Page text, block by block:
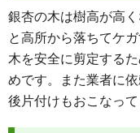
銀杏の木は樹高が高
と高所から落ちてケ
木を安全に剪定する
めです。また業者に
後片付けもおこなって